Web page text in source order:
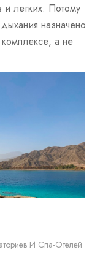
легких. Потому
назначено
а не
И Спа-Отелей